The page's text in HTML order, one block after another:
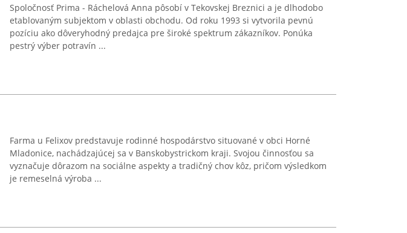
Spoločnosť Prima - Ráchelová Anna pôsobí v Tekovskej Breznici a je dlhodobo
etablovaným subjektom v oblasti obchodu. Od roku 1993 si vytvorila pevnú
pozíciu ako dôveryhodný predajca pre široké spektrum zákazníkov. Ponúka
pestrý výber potravín ...
Farma u Felixov predstavuje rodinné hospodárstvo situované v obci Horné
Mladonice, nachádzajúcej sa v Banskobystrickom kraji. Svojou činnosťou sa
vyznačuje dôrazom na sociálne aspekty a tradičný chov kôz, pričom výsledkom
je remeselná výroba ...